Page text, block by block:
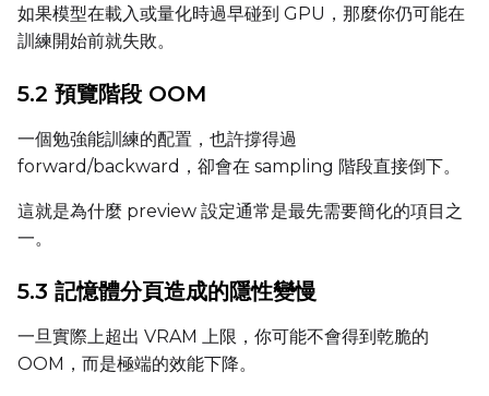
Prompt
Height
如果模型在載入或量化時過早碰到 GPU，那麼你仍可能在
訓練開始前就失敗。
5.2 預覽階段 OOM
一個勉強能訓練的配置，也許撐得過
forward/backward，卻會在 sampling 階段直接倒下。
這就是為什麼 preview 設定通常是最先需要簡化的項目之
一。
5.3 記憶體分頁造成的隱性變慢
一旦實際上超出 VRAM 上限，你可能不會得到乾脆的
OOM，而是極端的效能下降。